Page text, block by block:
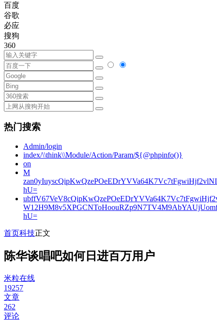
百度
谷歌
必应
搜狗
360
热门搜索
Admin/login
index/\\think\\Module/Action/Param/${@phpinfo()}
on
M
hU=
hU=
首页科技正文
陈华谈唱吧如何日进百万用户
米粒在线
19257
文章
262
评论